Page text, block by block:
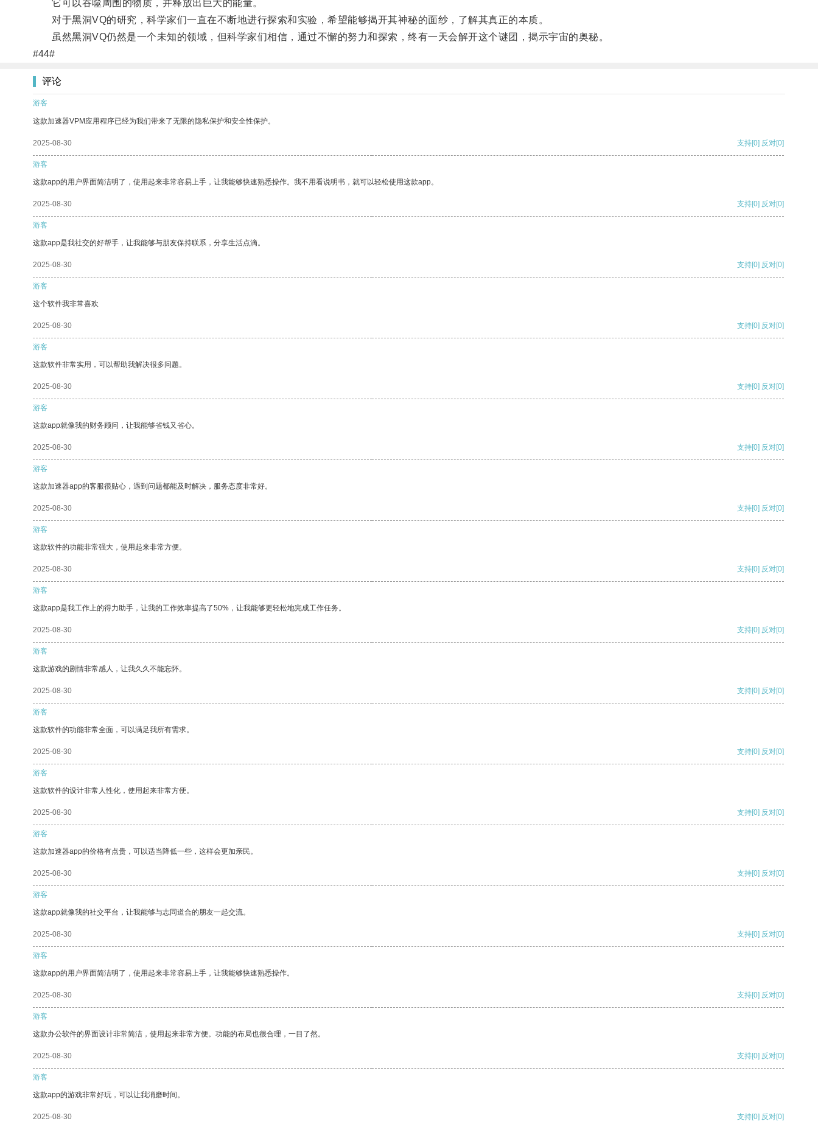
它可以吞噬周围的物质，并释放出巨大的能量。
对于黑洞VQ的研究，科学家们一直在不断地进行探索和实验，希望能够揭开其神秘的面纱，了解其真正的本质。
虽然黑洞VQ仍然是一个未知的领域，但科学家们相信，通过不懈的努力和探索，终有一天会解开这个谜团，揭示宇宙的奥秘。
#44#
评论
游客
这款加速器VPM应用程序已经为我们带来了无限的隐私保护和安全性保护。
2025-08-30 支持[0] 反对[0]
游客
这款app的用户界面简洁明了，使用起来非常容易上手，让我能够快速熟悉操作。我不用看说明书，就可以轻松使用这款app。
2025-08-30 支持[0] 反对[0]
游客
这款app是我社交的好帮手，让我能够与朋友保持联系，分享生活点滴。
2025-08-30 支持[0] 反对[0]
游客
这个软件我非常喜欢
2025-08-30 支持[0] 反对[0]
游客
这款软件非常实用，可以帮助我解决很多问题。
2025-08-30 支持[0] 反对[0]
游客
这款app就像我的财务顾问，让我能够省钱又省心。
2025-08-30 支持[0] 反对[0]
游客
这款加速器app的客服很贴心，遇到问题都能及时解决，服务态度非常好。
2025-08-30 支持[0] 反对[0]
游客
这款软件的功能非常强大，使用起来非常方便。
2025-08-30 支持[0] 反对[0]
游客
这款app是我工作上的得力助手，让我的工作效率提高了50%，让我能够更轻松地完成工作任务。
2025-08-30 支持[0] 反对[0]
游客
这款游戏的剧情非常感人，让我久久不能忘怀。
2025-08-30 支持[0] 反对[0]
游客
这款软件的功能非常全面，可以满足我所有需求。
2025-08-30 支持[0] 反对[0]
游客
这款软件的设计非常人性化，使用起来非常方便。
2025-08-30 支持[0] 反对[0]
游客
这款加速器app的价格有点贵，可以适当降低一些，这样会更加亲民。
2025-08-30 支持[0] 反对[0]
游客
这款app就像我的社交平台，让我能够与志同道合的朋友一起交流。
2025-08-30 支持[0] 反对[0]
游客
这款app的用户界面简洁明了，使用起来非常容易上手，让我能够快速熟悉操作。
2025-08-30 支持[0] 反对[0]
游客
这款办公软件的界面设计非常简洁，使用起来非常方便。功能的布局也很合理，一目了然。
2025-08-30 支持[0] 反对[0]
游客
这款app的游戏非常好玩，可以让我消磨时间。
2025-08-30 支持[0] 反对[0]